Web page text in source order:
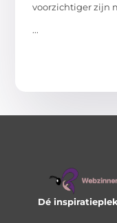
voorzichtiger zijn
...
Dé